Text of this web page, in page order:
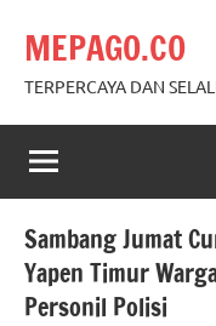
content
MEPAGO.CO
TERPERCAYA DAN
Sambang Jumat
Yapen Timur
Personil Polisi